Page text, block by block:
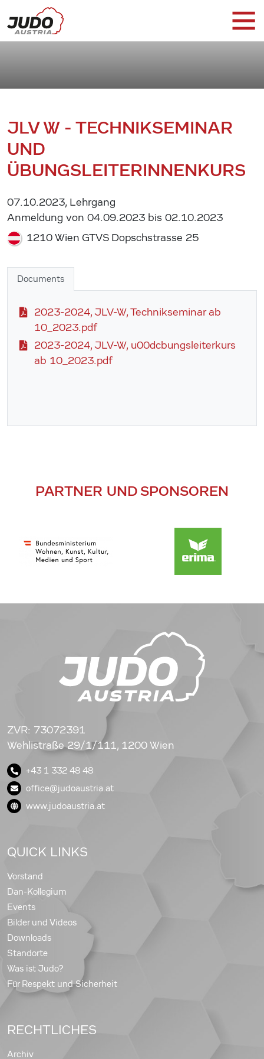
JLV W - TECHNIKSEMINAR
UND
ÜBUNGSLEITERINNENKURS
07.10.2023, Lehrgang
Anmeldung von 04.09.2023 bis 02.10.2023
1210 Wien GTVS Dopschstrasse 25
Documents
2023-2024, JLV-W, Technikseminar ab
10_2023.pdf
2023-2024, JLV-W, u00dcbungsleiterkurs
ab 10_2023.pdf
PARTNER UND SPONSOREN
ZVR: 73072391
Wehlistraße 29/1/111, 1200 Wien
+43 1 332 48 48
office@judoaustria.at
www.judoaustria.at
QUICK LINKS
Vorstand
Dan-Kollegium
Events
Bilder und Videos
Downloads
Standorte
Was ist Judo?
Für Respekt und Sicherheit
RECHTLICHES
Archiv